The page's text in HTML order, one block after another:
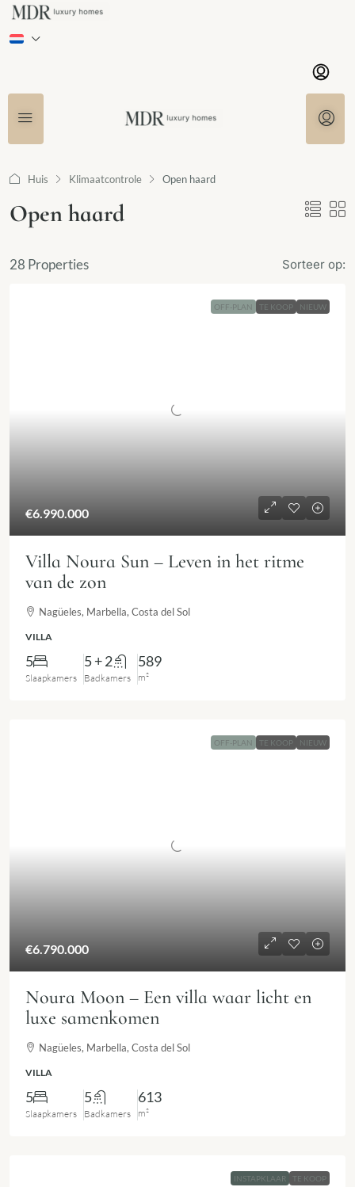
Huis Klimaatcontrole Open haard
Open haard
28 Properties Sorteer op:
OFF-PLAN TE KOOP NIEUW
€6.990.000
Villa Noura Sun – Leven in het ritme
van de zon
Nagüeles, Marbella, Costa del Sol
VILLA
5
Slaapkamers
5 + 2
Badkamers
589
m²
OFF-PLAN TE KOOP NIEUW
€6.790.000
Noura Moon – Een villa waar licht en
luxe samenkomen
Nagüeles, Marbella, Costa del Sol
VILLA
5
Slaapkamers
5
Badkamers
613
m²
INSTAPKLAAR TE KOOP